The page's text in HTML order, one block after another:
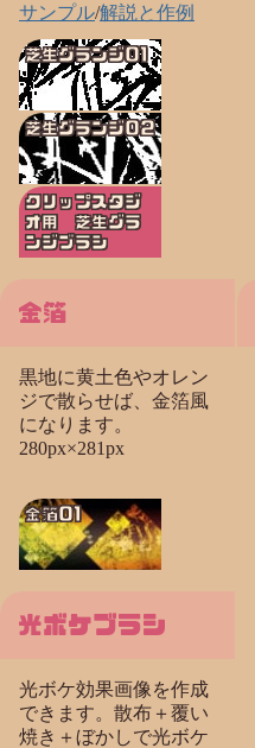
サンプル/解説と作例
芝生グランジ01
芝生グランジ02
クリップスタジ
オ用 芝生グラ
ンジブラシ
金箔
黒地に黄土色やオレン
ジで散らせば、金箔風
になります。
280px×281px
金箔01
光ボケブラシ
光ボケ効果画像を作成
できます。散布＋覆い
焼き＋ぼかしで光ボケ